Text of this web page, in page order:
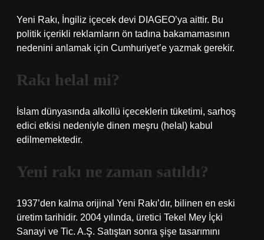
Yeni Rakı, İngiliz içecek devi DIAGEO’ya aittir. Bu
politik içerikli reklamların ön tadına bakamamasının
nedenini anlamak için Cumhuriyet’e yazmak gerekir.
Rakı helal mi?
İslam dünyasında alkollü içeceklerin tüketimi, sarhoş
edici etkisi nedeniyle dinen meşru (helal) kabul
edilmemektedir.
Yeni rakı ne zaman satıldı?
1937’den kalma orijinal Yeni Rakı’dır, bilinen en eski
üretim tarihidir. 2004 yılında, üretici Tekel Mey İçki
Sanayi ve Tic. A.Ş. Satıştan sonra şişe tasarımını